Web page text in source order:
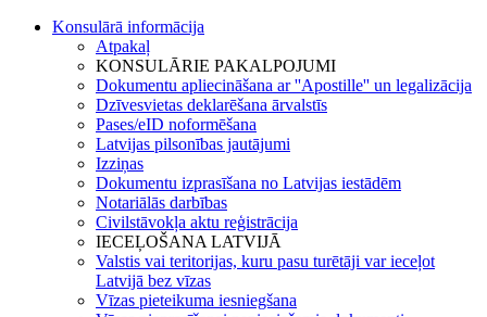
Konsulārā informācija
Atpakaļ
KONSULĀRIE PAKALPOJUMI
Dokumentu apliecināšana ar ''Apostille'' un legalizācija
Dzīvesvietas deklarēšana ārvalstīs
Pases/eID noformēšana
Latvijas pilsonības jautājumi
Izziņas
Dokumentu izprasīšana no Latvijas iestādēm
Notariālās darbības
Civilstāvokļa aktu reģistrācija
IECEĻOŠANA LATVIJĀ
Valstis vai teritorijas, kuru pasu turētāji var ieceļot
Latvijā bez vīzas
Vīzas pieteikuma iesniegšana